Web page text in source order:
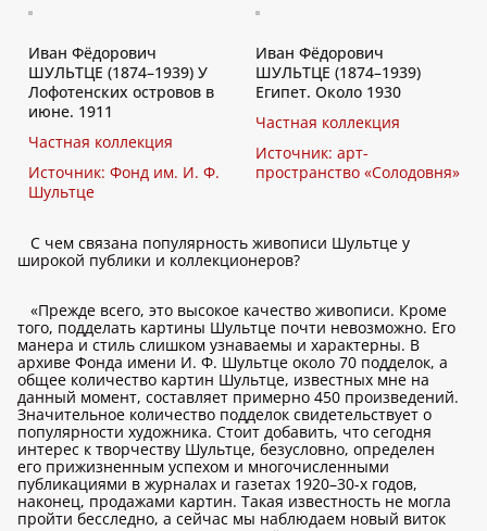
Иван Фёдорович
ШУЛЬТЦЕ (1874–1939) У
Лофотенских островов в
июне. 1911
Частная коллекция
Источник: Фонд им. И. Ф.
Шультце
Иван Фёдорович
ШУЛЬТЦЕ (1874–1939)
Египет. Около 1930
Частная коллекция
Источник: арт-
пространство «Солодовня»
С чем связана популярность живописи Шультце у
широкой публики и коллекционеров?
«Прежде всего, это высокое качество живописи. Кроме
того, подделать картины Шультце почти невозможно. Его
манера и стиль слишком узнаваемы и характерны. В
архиве Фонда имени И. Ф. Шультце около 70 подделок, а
общее количество картин Шультце, известных мне на
данный момент, составляет примерно 450 произведений.
Значительное количество подделок свидетельствует о
популярности художника. Стоит добавить, что сегодня
интерес к творчеству Шультце, безусловно, определен
его прижизненным успехом и многочисленными
публикациями в журналах и газетах 1920–30-х годов,
наконец, продажами картин. Такая известность не могла
пройти бесследно, а сейчас мы наблюдаем новый виток